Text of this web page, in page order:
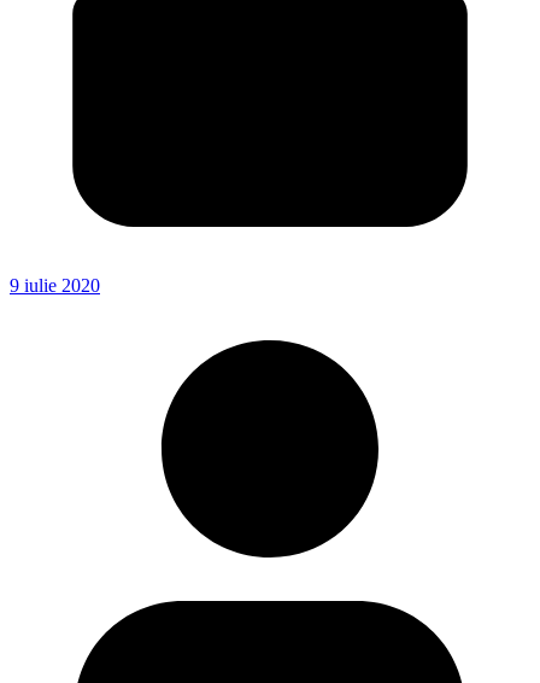
9 iulie 2020